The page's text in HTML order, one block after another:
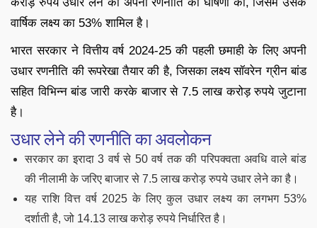
वार्षिक लक्ष्य का 53% शामिल है।
भारत सरकार ने वित्तीय वर्ष 2024-25 की पहली छमाही के लिए अपनी
उधार रणनीति की रूपरेखा तैयार की है, जिसका लक्ष्य सॉवरेन ग्रीन बांड
सहित विभिन्न बांड जारी करके बाजार से 7.5 लाख करोड़ रुपये जुटाना
है।
उधार लेने की रणनीति का अवलोकन
सरकार का इरादा 3 वर्ष से 50 वर्ष तक की परिपक्वता अवधि वाले बांड
की नीलामी के जरिए बाजार से 7.5 लाख करोड़ रुपये उधार लेने का है।
यह राशि वित्त वर्ष 2025 के लिए कुल उधार लक्ष्य का लगभग 53%
दर्शाती है, जो 14.13 लाख करोड़ रुपये निर्धारित है।